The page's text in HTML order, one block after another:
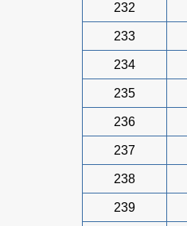
232
233
234
235
236
237
238
239